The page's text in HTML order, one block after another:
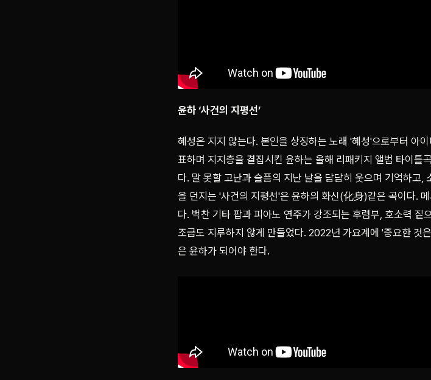
윤하 ‘사건의 지평선’
혜성은 지지 않는다. 본인을 상징하는 노래 '혜성'으로부터 아
표하며 지지층을 결집시킨 윤하는 올해 리패키지 앨범 타이틀
다. 말 못할 고난과 슬픔의 지난 날을 담담히 웃으며 기억하고,
을 던지는 '사건의 지평선'은 윤하의 화신(化身)같은 곡이다.
다. 벅찬 기타 팝과 피아노 연주가 강조되는 후렴부, 호소력
조금도 지루하지 않게 만들었다. 2022년 가요계에 '중요한 것
은 윤하가 되어야 한다.